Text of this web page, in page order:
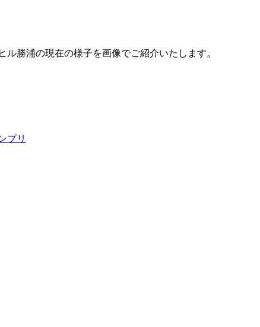
勝浦の現在の様子を画像でご紹介いたします。